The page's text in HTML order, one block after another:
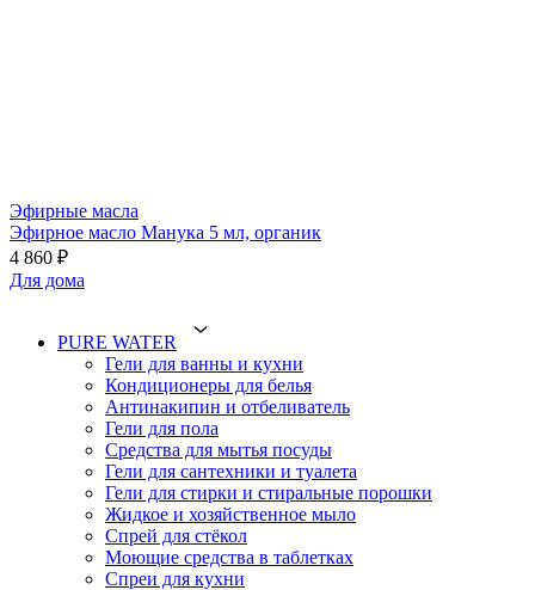
Эфирные масла
Эфирное масло Манука 5 мл, органик
4 860 ₽
Для дома
PURE WATER
Гели для ванны и кухни
Кондиционеры для белья
Антинакипин и отбеливатель
Гели для пола
Средства для мытья посуды
Гели для сантехники и туалета
Гели для стирки и стиральные порошки
Жидкое и хозяйственное мыло
Спрей для стёкол
Моющие средства в таблетках
Спреи для кухни